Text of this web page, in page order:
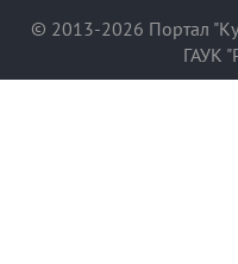
© 2013-2026 Портал
ГАУК